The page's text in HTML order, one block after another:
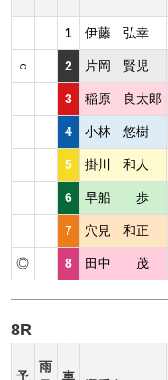
1 伊藤 弘幸
○ 2 片岡 賢児
3 稲原 良太郎
4 小林 悠樹
5 掛川 和人
6 早船 歩
7 穴見 和正
◎ 8 田中 茂
8R
予
雨
車